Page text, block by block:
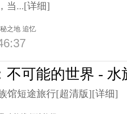
当...[详细]
之地 追忆
不可能的世界 -
馆短途旅行[超清版][详细]